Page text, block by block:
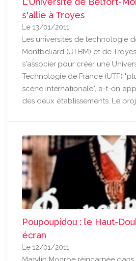
s'allie à Troyes
Le 13/01/2011
Les universités de technologie
Montbéliard (UTBM) et de
s'associer pour créer une
Technologie de France (UTF)
scène internationale", a-t-on
des deux établissements. Le
Poupoupidou : le Haut-
écran
Le 12/01/2011